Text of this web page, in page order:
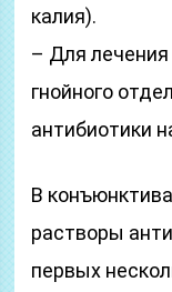
калия).
– Для
гнойного
антибиотики
В
растворы
первых